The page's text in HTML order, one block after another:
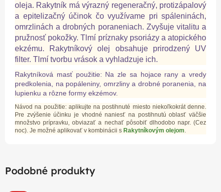
oleja. Rakytník má výrazný regeneračný, protizápalový
a epitelizačný účinok čo využívame pri spáleninách,
omrzlinách a drobných poraneniach. Zvyšuje vitalitu a
pružnosť pokožky. Tlmí príznaky psoriázy a atopického
ekzému. Rakytníkový olej obsahuje prirodzený UV
filter. Tlmí tvorbu vrások a vyhladzuje ich.
Rakytníková masť použitie: Na zle sa hojace rany a vredy
predkolenia, na popáleniny, omrzliny a drobné poranenia, na
lupienku a rôzne formy ekzémov.
Návod na použitie: aplikujte na postihnuté miesto niekoľkokrát denne.
Pre zvýšenie účinku je vhodné naniesť na postihnutú oblasť väčšie
množstvo prípravku, obviazať a nechať pôsobiť dlhodobo napr. (Cez
noc). Je možné aplikovať v kombinácii s Rakytníkovým olejom
Podobné produkty